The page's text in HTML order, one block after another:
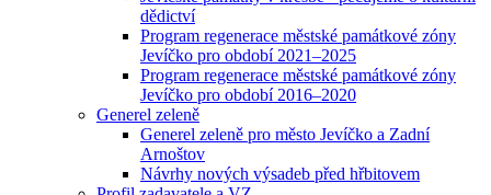
dědictví
Program regenerace městské památkové zóny
Jevíčko pro období 2021–2025
Program regenerace městské památkové zóny
Jevíčko pro období 2016–2020
Generel zeleně
Generel zeleně pro město Jevíčko a Zadní
Arnoštov
Návrhy nových výsadeb před hřbitovem